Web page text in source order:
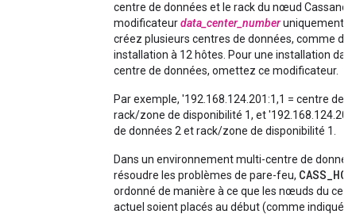
centre de données et le rack du nœud
modificateurdata_center_numberuniquement
créez plusieurs centres de données, comme
installation à 12 hôtes. Pour une installation
centre de données, omettez ce modificateur.
Par exemple, '192.168.124.201:1,1 = centre de
rack/zone de disponibilité 1, et
de données 2 et rack/zone de disponibilité 1.
Dans un environnement multi-centre de
résoudre les problèmes de pare-feu,
ordonné de manière à ce que les nœuds du
actuel soient placés au début (comme indiqué